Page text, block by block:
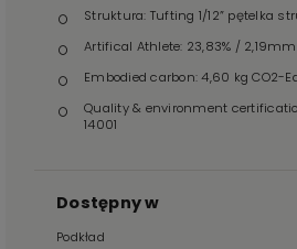
Struktura: Tufting 1/12” pętelka
Artifical Athlete: 23,83% / 2,19mm
Embodied carbon: 4,60 kg CO2-
Quality & environment
14001
Dostępny w
Podkład